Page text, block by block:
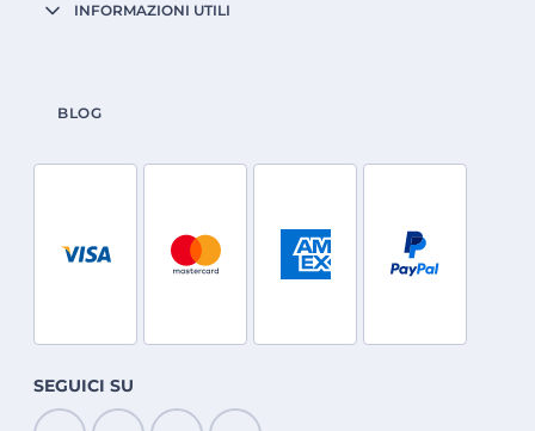
INFORMAZIONI UTILI
BLOG
SEGUICI SU